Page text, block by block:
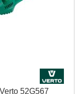
52G567